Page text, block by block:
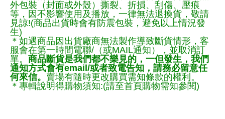
外包裝（封面或外殼）撕裂、折損、刮傷、壓痕
等，因不影響使用及播放，一律無法退換貨，敬請
見諒!(商品出貨時會有防震包裝，避免以上情況發
生)
＊如遇商品因出貨廠商無法製作導致斷貨情形，客
服會在第一時間電聯/（或MAIL通知），並取消訂
單。 商品斷貨是我們都不樂見的，一但發生，我們
通知方式會有email/或者致電告知，請務必留意任
何來信。 賣場有隨時更改購買需知條款的權利。
＊專輯說明得購物須知:(請至首頁購物需知參閱)